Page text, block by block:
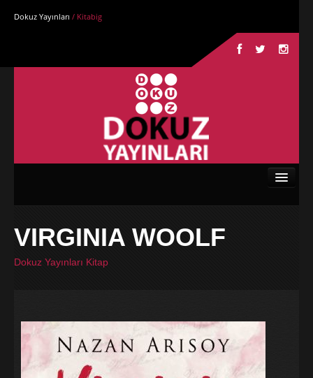
Dokuz Yayınları / Kitabig
Kurumsal
Kitaplar
Galeri
Blog
VIRGINIA WOOLF
Dokuz Yayınları Kitap